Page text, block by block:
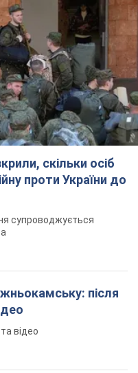
скільки осіб
проти України до
супроводжується
після
відео
чергової спроби
в зоні